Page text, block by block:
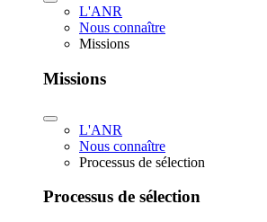
L'ANR
Nous connaître
Missions
Missions
L'ANR
Nous connaître
Processus de sélection
Processus de sélection